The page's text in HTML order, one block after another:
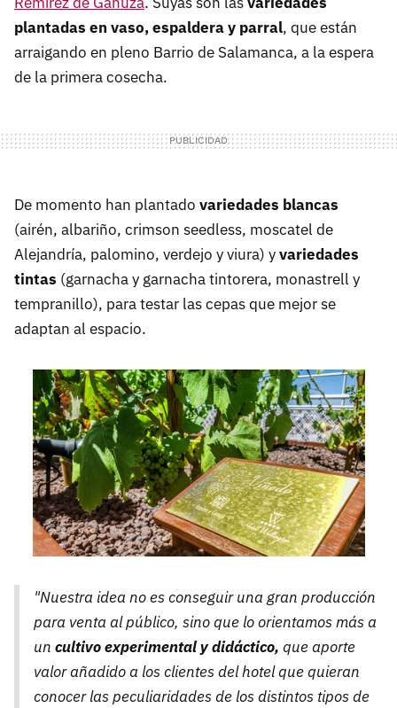
plantadas en vaso, espaldera y parral, que están
arraigando en pleno Barrio de Salamanca, a la espera
de la primera cosecha.
De momento han plantado variedades blancas
(airén, albariño, crimson seedless, moscatel de
Alejandría, palomino, verdejo y viura) yvariedades
tintas (garnacha y garnacha tintorera, monastrell y
tempranillo), para testar las cepas que mejor se
adaptan al espacio.
"Nuestra idea no es conseguir una gran producción
para venta al público, sino que lo orientamos más a
un cultivo experimental y didáctico, que aporte
valor añadido a los clientes del hotel que quieran
conocer las peculiaridades de los distintos tipos de